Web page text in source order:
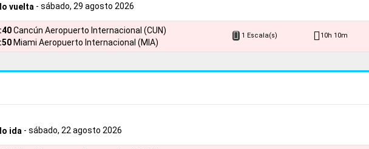
vuelta - sábado, 29 agosto 2026
Cancún Aeropuerto Internacional (CUN)
Miami Aeropuerto Internacional (MIA)
1 Escala(s) 10h 10m
ida - sábado, 22 agosto 2026